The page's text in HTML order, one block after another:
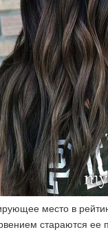
место в
стараются ее